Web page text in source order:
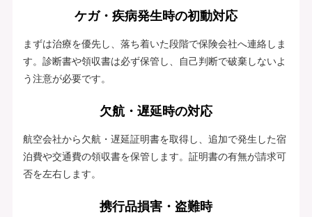
ケガ・疾病発生時の初動対応
まずは治療を優先し、落ち着いた段階で保険会社へ連絡しま
す。診断書や領収書は必ず保管し、自己判断で破棄しないよ
う注意が必要です。
欠航・遅延時の対応
航空会社から欠航・遅延証明書を取得し、追加で発生した宿
泊費や交通費の領収書を保管します。証明書の有無が請求可
否を左右します。
携行品損害・盗難時